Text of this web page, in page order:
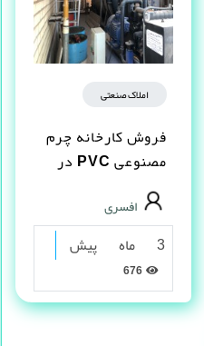
املاک صنعتی
فروش کارخانه چرم
مصنوعى PVC در
شیراز
افسری
3 ماه پیش
676